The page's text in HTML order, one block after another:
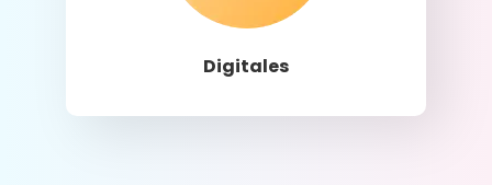
Digitales
Llamar